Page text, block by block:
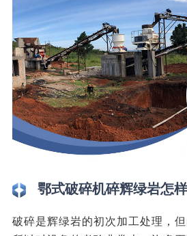
鄂式破碎机碎辉绿岩怎
破碎是辉绿岩的初次加工处理，